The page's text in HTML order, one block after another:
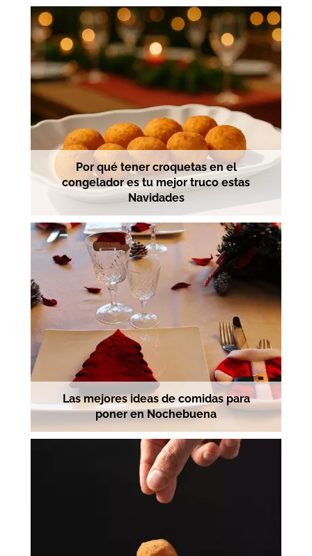
Por qué tener croquetas en el
congelador es tu mejor truco estas
Navidades
Las mejores ideas de comidas para
poner en Nochebuena